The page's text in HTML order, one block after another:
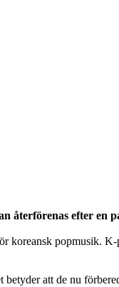
återförenas efter en
popmusik.
att de nu